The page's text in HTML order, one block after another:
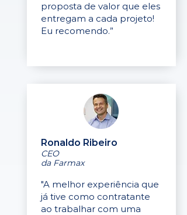
proposta de valor que eles
entregam a cada projeto!
Eu recomendo.”
Ronaldo Ribeiro
CEO
da Farmax
"A melhor experiência que
já tive como contratante
ao trabalhar com uma